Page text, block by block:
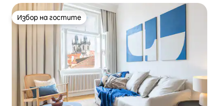
Избор на гостите
Избор на гостите